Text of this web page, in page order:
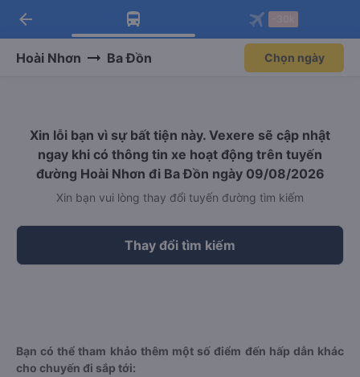
Tải app Vexere ngay!
Nhận ưu đãi thành viên độc
Mở app
Tải app Vexere
-30k/ghế khi đặt vé máy bay qua
Mở app
arrow_back
Hoài Nhơn Ba Đồn Chọn ngày
Xin lỗi bạn vì sự bất tiện này. Vexere sẽ cập nhật
ngay khi có thông tin xe hoạt động trên tuyến
đường Hoài Nhơn đi Ba Đồn ngày 09/08/2026
Xin bạn vui lòng thay đổi tuyến đường tìm kiếm
Thay đổi tìm kiếm
Bạn có thể tham khảo thêm một số điểm đến hấp dẫn khác
cho chuyến đi sắp tới: